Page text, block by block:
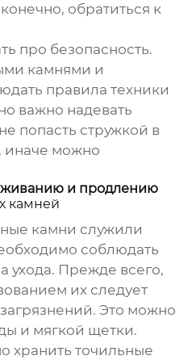
обратиться к
про безопасность.
камнями и
правила техники
важно надевать
попасть стружкой в
иначе можно
и продлению
камней
камни служили
соблюдать
ухода. Прежде всего,
их следует
Это можно
и мягкой щетки.
хранитьточильные